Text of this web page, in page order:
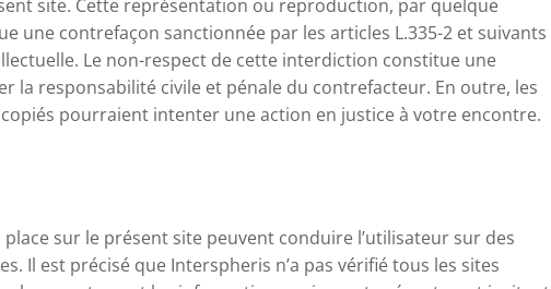
site. Cette représentation ou reproduction, par quelque
une contrefaçon sanctionnée par les articles L.335-2 et suivants
Le non-respect de cette interdiction constitue une
la responsabilité civile et pénale du contrefacteur. En outre, les
pourraient intenter une action en justice à votre encontre.
sur le présent site peuvent conduire l’utilisateur sur des
Il est précisé que Interspheris n’a pas vérifié tous les sites